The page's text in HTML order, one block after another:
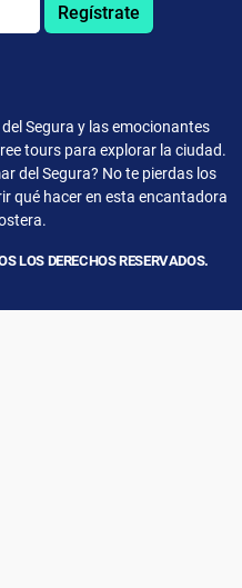
Regístrate
Segura y las emocionantes
tours para explorar la ciudad.
del Segura? No te pierdas los
qué hacer en esta encantadora
LOS DERECHOS RESERVADOS.